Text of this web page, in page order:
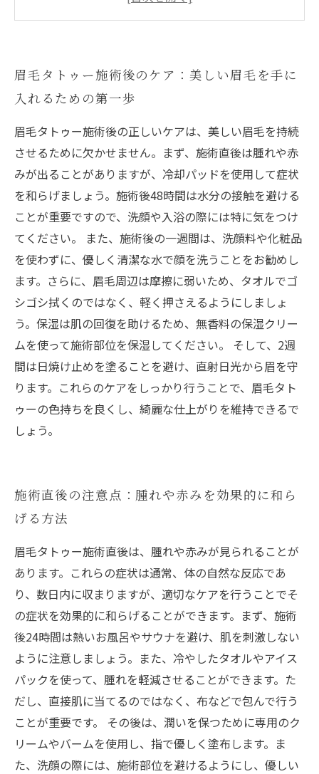
施術後の洗顔と化粧のポイント：眉毛を守るた
日常生活への復帰：眉毛タトゥー施術後の過ご
し方
施術後のアフターケアがもたらす美しさの持続
安心して楽しむ美しい眉毛：正しいケアで自信
を取り戻そう
眉毛タトゥー施術後のケア：美しい眉毛を手に
入れるための第一歩
眉毛タトゥー施術後の正しいケアは、美しい眉毛を持続
させるために欠かせません。まず、施術直後は腫れや赤
みが出ることがありますが、冷却パッドを使用して症状
を和らげましょう。施術後48時間は水分の接触を避ける
ことが重要ですので、洗顔や入浴の際には特に気をつけ
てください。 また、施術後の一週間は、洗顔料や化粧品
を使わずに、優しく清潔な水で顔を洗うことをお勧めし
ます。さらに、眉毛周辺は摩擦に弱いため、タオルでゴ
シゴシ拭くのではなく、軽く押さえるようにしましょ
う。保湿は肌の回復を助けるため、無香料の保湿クリー
ムを使って施術部位を保湿してください。 そして、2週
間は日焼け止めを塗ることを避け、直射日光から眉を守
ります。これらのケアをしっかり行うことで、眉毛タト
ゥーの色持ちを良くし、綺麗な仕上がりを維持できるで
しょう。
施術直後の注意点：腫れや赤みを効果的に和ら
げる方法
眉毛タトゥー施術直後は、腫れや赤みが見られることが
あります。これらの症状は通常、体の自然な反応であ
り、数日内に収まりますが、適切なケアを行うことでそ
の症状を効果的に和らげることができます。まず、施術
後24時間は熱いお風呂やサウナを避け、肌を刺激しない
ように注意しましょう。また、冷やしたタオルやアイス
パックを使って、腫れを軽減させることができます。た
だし、直接肌に当てるのではなく、布などで包んで行う
ことが重要です。 その後は、潤いを保つために専用のク
リームやバームを使用し、指で優しく塗布します。ま
た、洗顔の際には、施術部位を避けるようにし、優しい